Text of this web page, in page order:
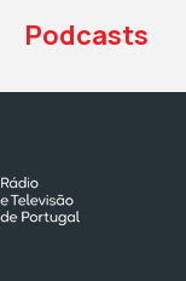
Podcasts